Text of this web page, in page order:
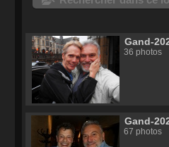
Gand-
36 photos
Gand-
67 photos